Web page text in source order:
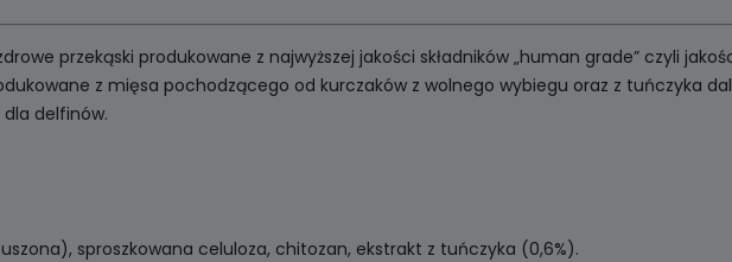
przekąski produkowane z najwyższej jakości składników „human grade” czyli
z mięsa pochodzącego od kurczaków z wolnego wybiegu oraz z tuńczyka
delfinów.
sproszkowana celuloza, chitozan, ekstrakt z tuńczyka (0,6%).